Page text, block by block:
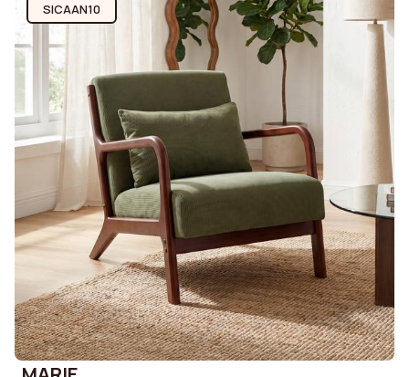
SICAAN10